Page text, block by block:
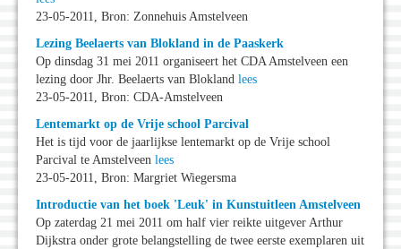
23-05-2011, Bron: Zonnehuis Amstelveen
Lezing Beelaerts van Blokland in de Paaskerk
Op dinsdag 31 mei 2011 organiseert het CDA Amstelveen een
lezing door Jhr. Beelaerts van Blokland lees
23-05-2011, Bron: CDA-Amstelveen
Lentemarkt op de Vrije school Parcival
Het is tijd voor de jaarlijkse lentemarkt op de Vrije school
Parcival te Amstelveen lees
23-05-2011, Bron: Margriet Wiegersma
Introductie van het boek 'Leuk' in Kunstuitleen Amstelveen
Op zaterdag 21 mei 2011 om half vier reikte uitgever Arthur
Dijkstra onder grote belangstelling de twee eerste exemplaren uit